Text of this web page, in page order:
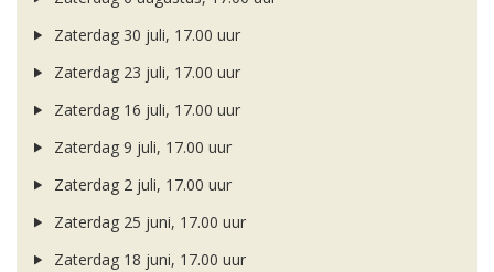
Zaterdag 30 juli, 17.00 uur
Zaterdag 23 juli, 17.00 uur
Zaterdag 16 juli, 17.00 uur
Zaterdag 9 juli, 17.00 uur
Zaterdag 2 juli, 17.00 uur
Zaterdag 25 juni, 17.00 uur
Zaterdag 18 juni, 17.00 uur